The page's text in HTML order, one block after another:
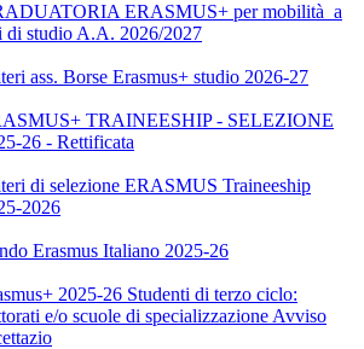
ERASMUS+ per mobilità a
di studio A.A. 2026/2027
ass. Borse Erasmus+ studio 2026-27
TRAINEESHIP - SELEZIONE
26 - Rettificata
di selezione ERASMUS Traineeship
2026
Erasmus Italiano 2025-26
2025-26 Studenti di terzo ciclo:
e/o scuole di specializzazione Avviso